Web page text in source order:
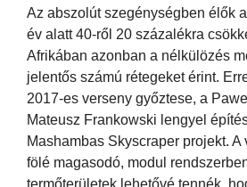
Az abszolút szegénységben élők
év alatt 40-ről 20 százalékra
Afrikában azonban a nélkülözés
jelentős számú rétegeket érint.
2017-es verseny győztese, a
Mateusz Frankowski lengyel
Mashambas Skyscraper projekt.
fölé magasodó, modul
termőterületek lehetővé tennék,